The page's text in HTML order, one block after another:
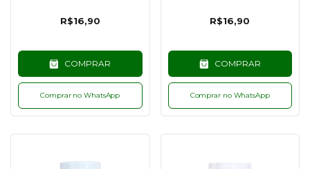
R$16,90
COMPRAR
Comprar no WhatsApp
R$16,90
COMPRAR
Comprar no WhatsApp